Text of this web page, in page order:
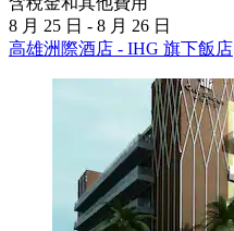
8 月 25 日 - 8 月 26 日
高雄洲際酒店 - IHG 旗下飯店